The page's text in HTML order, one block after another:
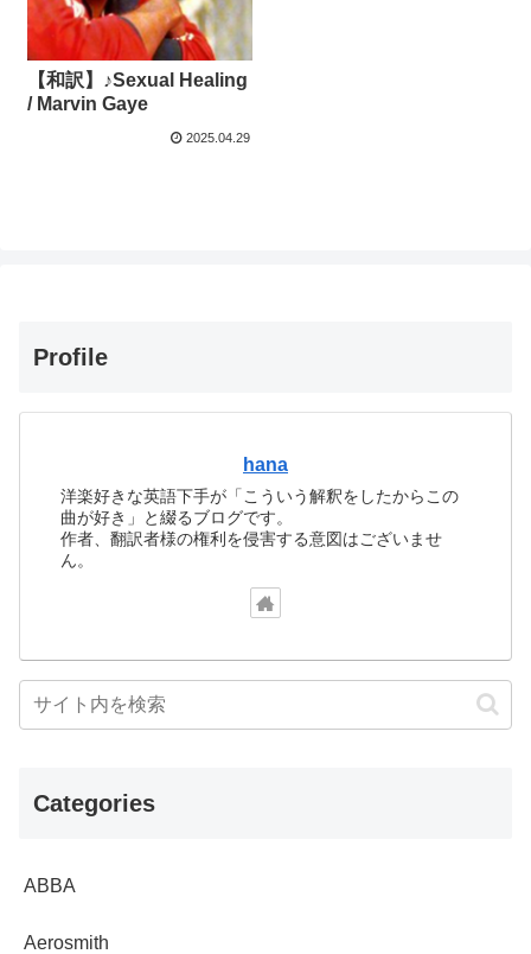
【和訳】♪Sexual Healing
/ Marvin Gaye
2025.04.29
Profile
hana
洋楽好きな英語下手が「こういう解釈をしたからこの
曲が好き」と綴るブログです。
作者、翻訳者様の権利を侵害する意図はございませ
ん。
Categories
ABBA
Aerosmith